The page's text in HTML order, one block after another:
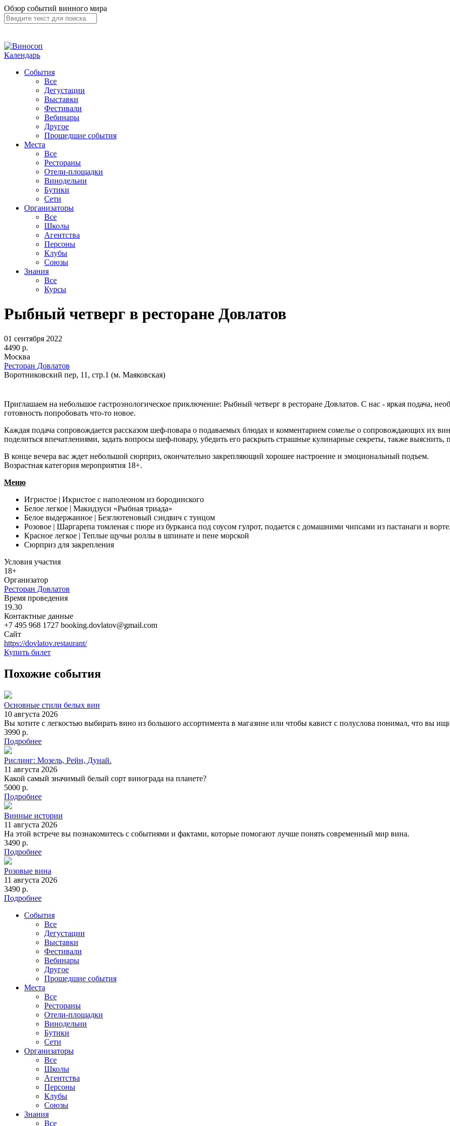
Обзор событий винного мира
Календарь
События
Все
Дегустации
Выставки
Фестивали
Вебинары
Другое
Прошедшие события
Места
Все
Рестораны
Отели-площадки
Винодельни
Бутики
Сети
Организаторы
Все
Школы
Агентства
Персоны
Клубы
Союзы
Знания
Все
Курсы
Рыбный четверг в ресторане Довлатов
01 сентября 2022
4490 р.
Москва
Ресторан Довлатов
Воротниковский пер, 11, стр.1 (м. Маяковская)
Приглашаем на небольшое гастроэнологическое приключение: Рыбный четверг в ресторане Довлатов. С нас - яркая подача,
готовность попробовать что-то новое.
Каждая подача сопровождается рассказом шеф-повара о подаваемых блюдах и комментарием сомелье о сопровождающих их
поделиться впечатлениями, задать вопросы шеф-повару, убедить его раскрыть страшные кулинарные секреты, также
В конце вечера вас ждет небольшой сюрприз, окончательно закрепляющий хорошее настроение и эмоциональный подъем.
Возрастная категория мероприятия 18+.
Меню
Игристое | Икристое с наполеоном из бородинского
Белое легкое | Макидзуси «Рыбная триада»
Белое выдержанное | Безглютеновый сэндвич с тунцом
Розовое | Шаргарепа томленая с пюре из бурканса под соусом гулрот, подается с домашними чипсами из пастанаги и
Красное легкое | Теплые щучьи роллы в шпинате и пене морской
Сюрприз для закрепления
Условия участия
18+
Организатор
Ресторан Довлатов
Время проведения
19.30
Контактные данные
+7 495 968 1727 booking.dovlatov@gmail.com
Сайт
https://dovlatov.restaurant/
Купить билет
Похожие события
Основные стили белых вин
10 августа 2026
Вы хотите с легкостью выбирать вино из большого ассортимента в магазине или чтобы кавист с полуслова понимал, что вы
3990 р.
Подробнее
Рислинг: Мозель, Рейн, Дунай.
11 августа 2026
Какой самый значимый белый сорт винограда на планете?
5000 р.
Подробнее
Винные истории
11 августа 2026
На этой встрече вы познакомитесь с событиями и фактами, которые помогают лучше понять современный мир вина.
3490 р.
Подробнее
Розовые вина
11 августа 2026
3490 р.
Подробнее
События
Все
Дегустации
Выставки
Фестивали
Вебинары
Другое
Прошедшие события
Места
Все
Рестораны
Отели-площадки
Винодельни
Бутики
Сети
Организаторы
Все
Школы
Агентства
Персоны
Клубы
Союзы
Знания
Все